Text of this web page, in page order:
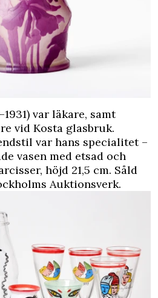
var läkare, samt
vid Kosta glasbruk.
var hans specialitet –
vasen med etsad och
höjd 21,5 cm. Såld
Auktionsverk.